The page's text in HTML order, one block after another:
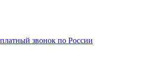
звонок по России